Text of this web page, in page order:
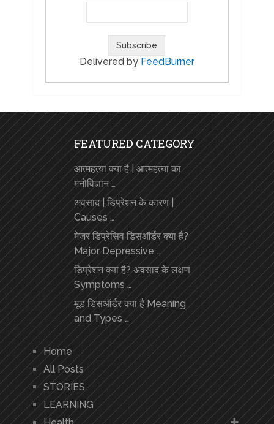
Delivered by FeedBurner
FEATURED CATEGORY
आत्महत्या क्या है | आत्महत्या का
मनोविज्ञान …
अवसाद | डिप्रेशन के कारण |
Causes …
मेजर डिप्रेसिव डिसऑर्डर क्या है?
Major Depressive …
डिप्रेशन क्या है? अवसाद के लक्षण
Symptoms …
मूड डिसऑर्डर क्या है Meaning
and Types …
Home
All Posts
STORIES
LEARNING